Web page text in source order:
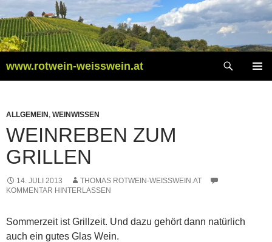
Inhalt
springen
www.rotwein-weisswein.at
ALLGEMEIN , WEINWISSEN
WEINREBEN ZUM
GRILLEN
14. JULI 2013
THOMAS ROTWEIN-WEISSWEIN.AT
KOMMENTAR HINTERLASSEN
Sommerzeit ist Grillzeit. Und dazu gehört dann natürlich
auch ein gutes Glas Wein.